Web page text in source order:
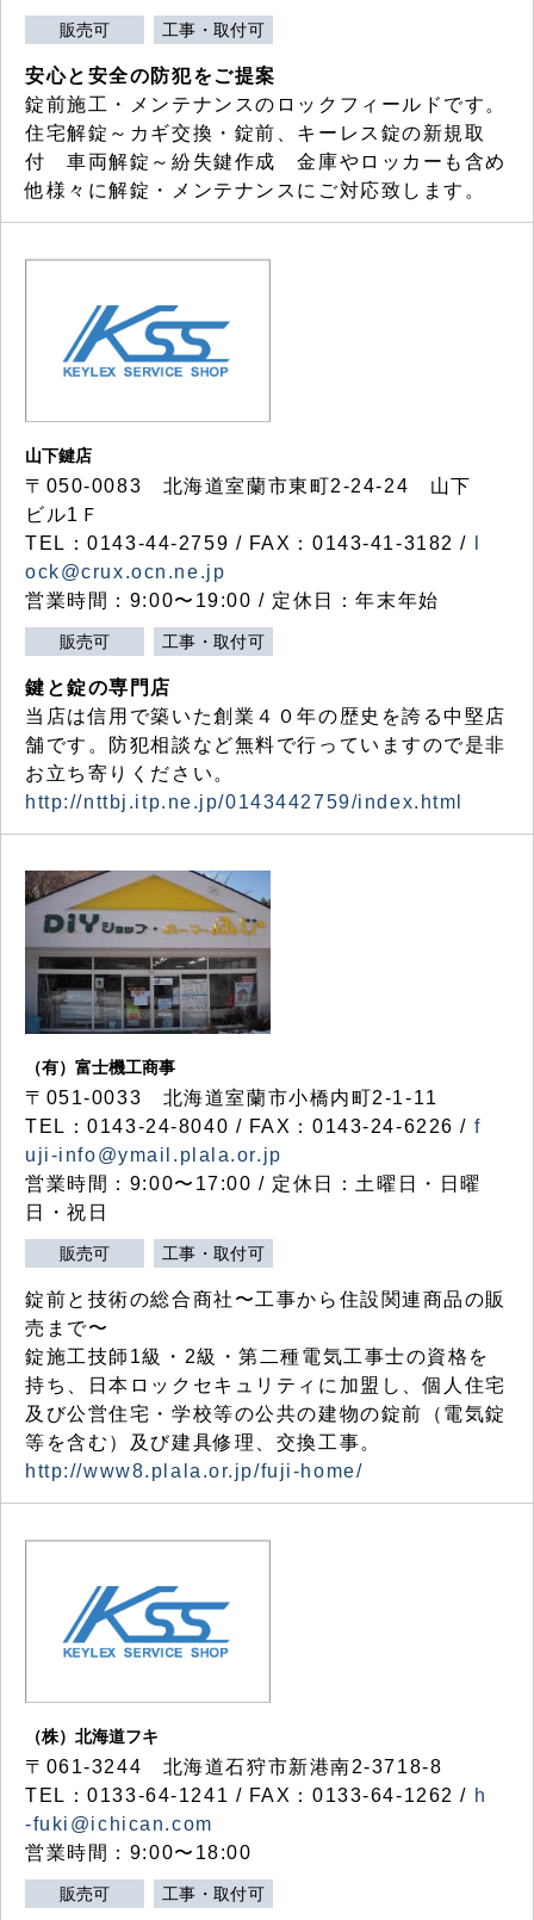
販売可 工事・取付可
安心と安全の防犯をご提案
錠前施工・メンテナンスのロックフィールドです。
住宅解錠～カギ交換・錠前、キーレス錠の新規取
付 車両解錠～紛失鍵作成 金庫やロッカーも含め
他様々に解錠・メンテナンスにご対応致します。
山下鍵店
〒050-0083 北海道室蘭市東町2-24-24 山下
ビル1Ｆ
TEL：0143-44-2759 / FAX：0143-41-3182 /
ock@crux.ocn.ne.jp
営業時間：9:00〜19:00 / 定休日：年末年始
販売可 工事・取付可
鍵と錠の専門店
当店は信用で築いた創業４０年の歴史を誇る中堅店
舗です。防犯相談など無料で行っていますので是非
お立ち寄りください。
http://nttbj.itp.ne.jp/0143442759/index.html
（有）富士機工商事
〒051-0033 北海道室蘭市小橋内町2-1-11
TEL：0143-24-8040 / FAX：0143-24-6226 / f
uji-info@ymail.plala.or.jp
営業時間：9:00〜17:00 / 定休日：土曜日・日曜
日・祝日
販売可 工事・取付可
錠前と技術の総合商社〜工事から住設関連商品の販
売まで〜
錠施工技師1級・2級・第二種電気工事士の資格を
持ち、日本ロックセキュリティに加盟し、個人住宅
及び公営住宅・学校等の公共の建物の錠前（電気錠
等を含む）及び建具修理、交換工事。
http://www8.plala.or.jp/fuji-home/
（株）北海道フキ
〒061-3244 北海道石狩市新港南2-3718-8
TEL：0133-64-1241 / FAX：0133-64-1262 / h
-fuki@ichican.com
営業時間：9:00〜18:00
販売可 工事・取付可